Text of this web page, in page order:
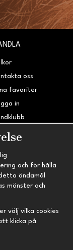
oss
favoriter
in
& Reklamation
kr
och för hålla
ändamål
mönster och
välj vilka cookies
klicka på